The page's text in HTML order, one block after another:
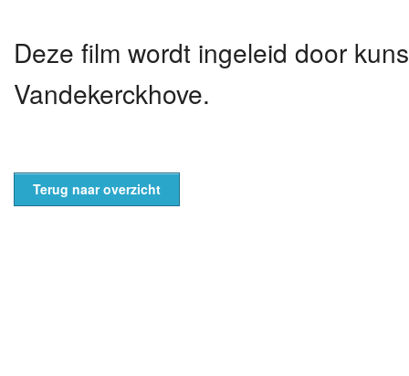
Deze film wordt ingeleid door
Vandekerckhove.
Terug naar overzicht